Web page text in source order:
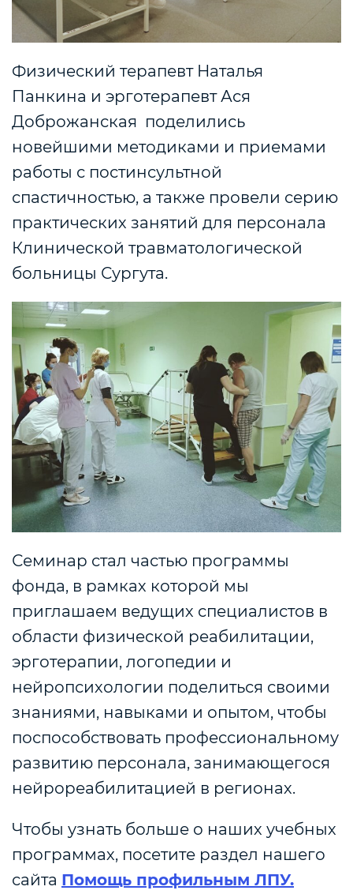
Физический терапевт Наталья
Панкина и эрготерапевт Ася
Доброжанская поделились
новейшими методиками и приемами
работы с постинсультной
спастичностью, а также провели серию
практических занятий для персонала
Клинической травматологической
больницы Сургута.
Семинар стал частью программы
фонда, в рамках которой мы
приглашаем ведущих специалистов в
области физической реабилитации,
эрготерапии, логопедии и
нейропсихологии поделиться своими
знаниями, навыками и опытом, чтобы
поспособствовать профессиональному
развитию персонала, занимающегося
нейрореабилитацией в регионах.
Чтобы узнать больше о наших учебных
программах, посетите раздел нашего
сайта Помощь профильным ЛПУ.